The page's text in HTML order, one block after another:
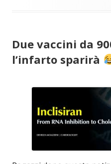
Due vaccini da
l’infarto sparirà